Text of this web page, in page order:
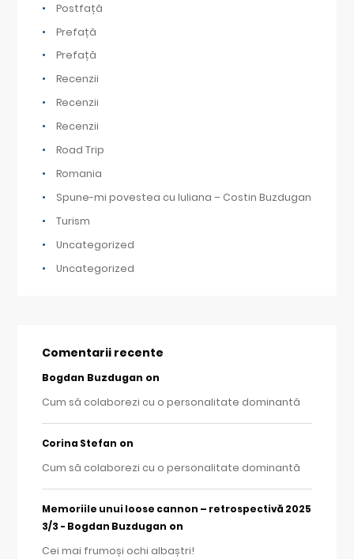
Postfață
Prefață
Prefață
Recenzii
Recenzii
Recenzii
Road Trip
Romania
Spune-mi povestea cu Iuliana – Costin Buzdugan
Turism
Uncategorized
Uncategorized
Comentarii recente
Bogdan Buzdugan on
Cum să colaborezi cu o personalitate dominantă
Corina Stefan on
Cum să colaborezi cu o personalitate dominantă
Memoriile unui loose cannon – retrospectivă 2025
3/3 - Bogdan Buzdugan on
Cei mai frumoși ochi albaștri!